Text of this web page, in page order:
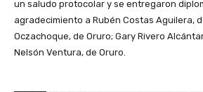
un saludo protocolar y se entregaron
agradecimiento a Rubén Costas Aguilera,
Oczachoque, de Oruro; Gary Rivero
Nelsón Ventura, de Oruro.